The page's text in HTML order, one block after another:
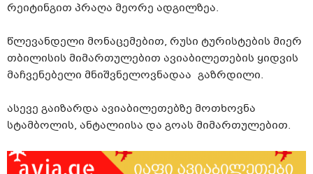
რეიტინგით პრაღა მეორე ადგილზეა.
წლევანდელი მონაცემებით, რუსი ტურისტების მიერ
თბილისის მიმართულებით ავიაბილეთების ყიდვის
მაჩვენებელი მნიშვნელოვნადაა გაზრდილი.
ასევე გაიზარდა ავიაბილეთებზე მოთხოვნა
სტამბოლის, ანტალიისა და გოას მიმართულებით.